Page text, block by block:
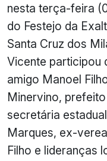
nesta terça-feira
do Festejo da
Santa Cruz dos
Vicente participou
amigo Manoel
Minervino,
secretária
Marques, ex-
Filho e lideranças